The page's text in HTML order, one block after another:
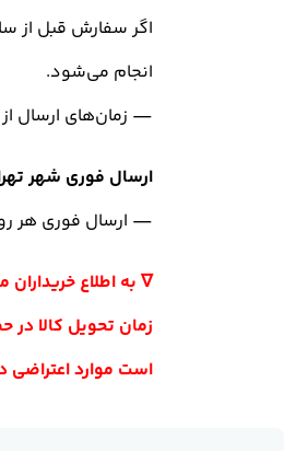
انجام می‌شود.
— زمان‌های ارسال از شنبه تا چهارشنبه بین
ارسال فوری شهر
— ارسال فوری هر روز از شنبه تا چهارشنبه بین بازه ساعت
∇ به اطلاع
زمان تحویل کالا
است موارد